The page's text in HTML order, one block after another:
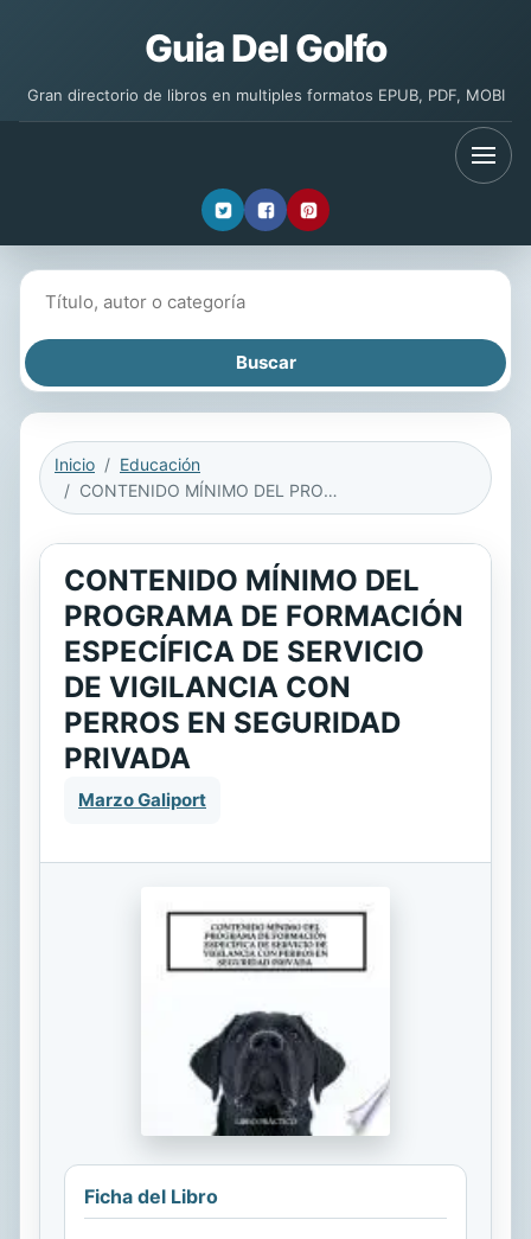
Guia Del Golfo
Gran directorio de libros en multiples formatos EPUB, PDF, MOBI
Inicio
Educación
CONTENIDO MÍNIMO DEL PROGRAMA DE FORMACIÓN ESPECÍFICA DE SERVICIO DE VIGILANCIA CON PERROS EN SEGURIDAD PRIVADA
CONTENIDO MÍNIMO DEL
PROGRAMA DE FORMACIÓN
ESPECÍFICA DE SERVICIO
DE VIGILANCIA CON
PERROS EN SEGURIDAD
PRIVADA
Marzo Galiport
Ficha del Libro